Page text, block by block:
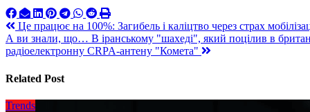
Навигация
по
Це працює на 100%: Загибель і каліцтво через страх
А ви знали, що… В іранському "шахеді", який поцілив в
радіоелектронну CRPA-антену "Комета"
Related Post
Trends